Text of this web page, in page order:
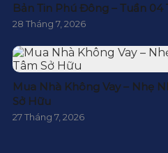
Bản Tin Phú Đông – Tuần 04
28 Tháng 7, 2026
Mua Nhà Không Vay – Nhẹ
Sở Hữu
27 Tháng 7, 2026